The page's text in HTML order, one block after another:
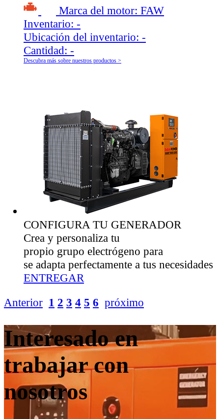
Marca del motor: FAW
Inventario: -
Ubicación del inventario: -
Cantidad: -
Descubra más sobre nuestros productos >
CONFIGURA TU GENERADOR
Crea y personaliza tu
propio grupo electrógeno para
se adapta perfectamente a tus necesidades
ENTREGAR
Anterior 1 2 3 4 5 6 próximo
Interesado en
trabajar con
nosotros